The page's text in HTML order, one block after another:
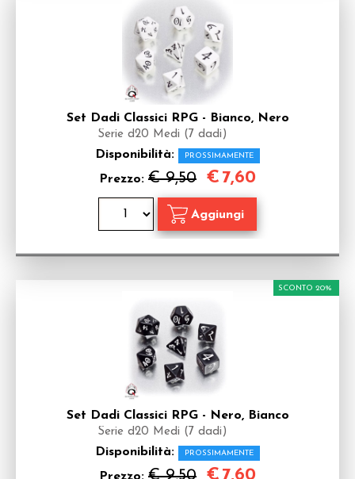
Set Dadi Classici RPG - Bianco, Nero
Serie d20 Medi (7 dadi)
Disponibilità: PROSSIMAMENTE
Prezzo: € 9,50 € 7,60
Set Dadi Classici RPG - Nero, Bianco
Serie d20 Medi (7 dadi)
Disponibilità: PROSSIMAMENTE
€ 9,50
SCONTO 20%